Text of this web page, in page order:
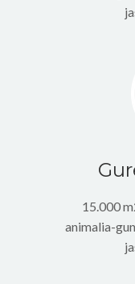
15.000
animalia-